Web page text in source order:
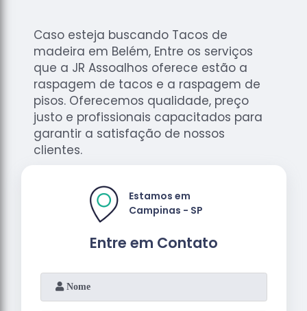
Caso esteja buscando Tacos de
madeira em Belém, Entre os serviços
que a JR Assoalhos oferece estão a
raspagem de tacos e a raspagem de
pisos. Oferecemos qualidade, preço
justo e profissionais capacitados para
garantir a satisfação de nossos
clientes.
Entre em Contato
Estamos em
Campinas - SP